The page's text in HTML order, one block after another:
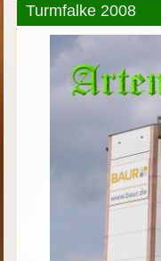
Turmfalke 2008